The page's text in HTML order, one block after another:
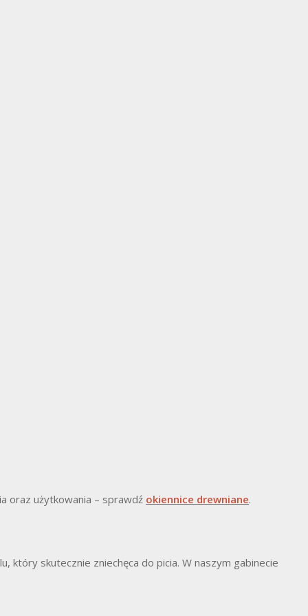
oraz użytkowania – sprawdź okiennice drewniane.
który skutecznie zniechęca do picia. W naszym gabinecie